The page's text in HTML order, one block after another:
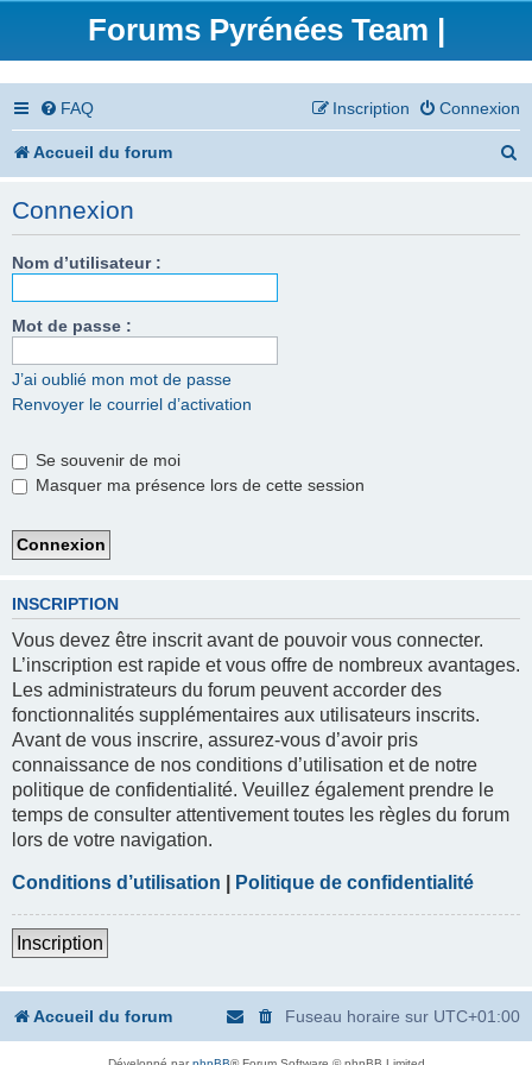
Forums Pyrénées Team |
FAQ Connexion
Inscription
Accueil du forum
Connexion
Nom d’utilisateur :
Mot de passe :
J’ai oublié mon mot de passe
Renvoyer le courriel d’activation
Se souvenir de moi
Masquer ma présence lors de cette session
INSCRIPTION
Vous devez être inscrit avant de pouvoir vous connecter.
L’inscription est rapide et vous offre de nombreux avantages.
Les administrateurs du forum peuvent accorder des
fonctionnalités supplémentaires aux utilisateurs inscrits.
Avant de vous inscrire, assurez-vous d’avoir pris
connaissance de nos conditions d’utilisation et de notre
politique de confidentialité. Veuillez également prendre le
temps de consulter attentivement toutes les règles du forum
lors de votre navigation.
Conditions d’utilisation Politique de confidentialité
Inscription
Accueil du forum Fuseau horaire sur UTC+01:00